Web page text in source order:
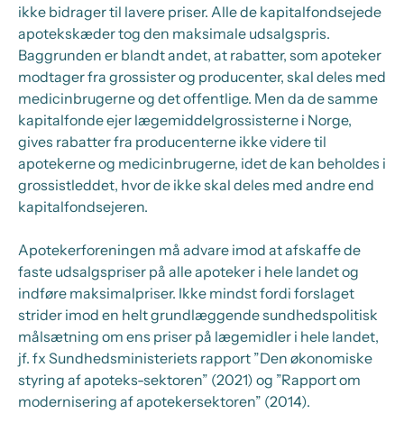
ikke bidrager til lavere priser. Alle de kapitalfondsejede
apotekskæder tog den maksimale udsalgspris.
Baggrunden er blandt andet, at rabatter, som apoteker
modtager fra grossister og producenter, skal deles med
medicinbrugerne og det offentlige. Men da de samme
kapitalfonde ejer lægemiddelgrossisterne i Norge,
gives rabatter fra producenterne ikke videre til
apotekerne og medicinbrugerne, idet de kan beholdes i
grossistleddet, hvor de ikke skal deles med andre end
kapitalfondsejeren.
Apotekerforeningen må advare imod at afskaffe de
faste udsalgspriser på alle apoteker i hele landet og
indføre maksimalpriser. Ikke mindst fordi forslaget
strider imod en helt grundlæggende sundhedspolitisk
målsætning om ens priser på lægemidler i hele landet,
jf. fx Sundhedsministeriets rapport ”Den økonomiske
styring af apoteks-sektoren” (2021) og ”Rapport om
modernisering af apotekersektoren” (2014).